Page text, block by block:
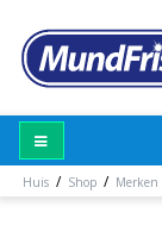
Huis / Shop / Merken